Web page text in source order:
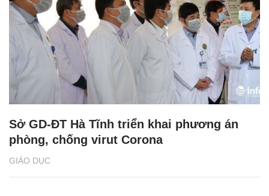
GIÁO DỤC
Sở GD-ĐT Hà Tĩnh triển khai phương án
phòng, chống virut Corona